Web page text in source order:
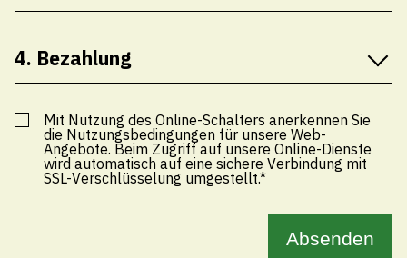
Strasse / Nr.*
Strasse / Nr.
4. Bezahlung
Preis Fr. 20.00
zahlbar mittels Rechnung oder online (Kreditkarte,
Twint, usw.)
Zahlungsart*
Mit Nutzung des Online-Schalters anerkennen Sie
die Nutzungsbedingungen für unsere Web-
Angebote. Beim Zugriff auf unsere Online-Dienste
wird automatisch auf eine sichere Verbindung mit
SSL-Verschlüsselung umgestellt.*
Absenden